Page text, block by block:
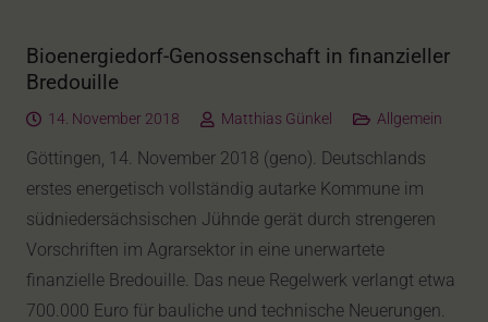
Bioenergiedorf-Genossenschaft in finanzieller
Bredouille
14. November 2018 Matthias Günkel Allgemein
Göttingen, 14. November 2018 (geno). Deutschlands
erstes energetisch vollständig autarke Kommune im
südniedersächsischen Jühnde gerät durch strengeren
Vorschriften im Agrarsektor in eine unerwartete
finanzielle Bredouille. Das neue Regelwerk verlangt etwa
700.000 Euro für bauliche und technische Neuerungen.